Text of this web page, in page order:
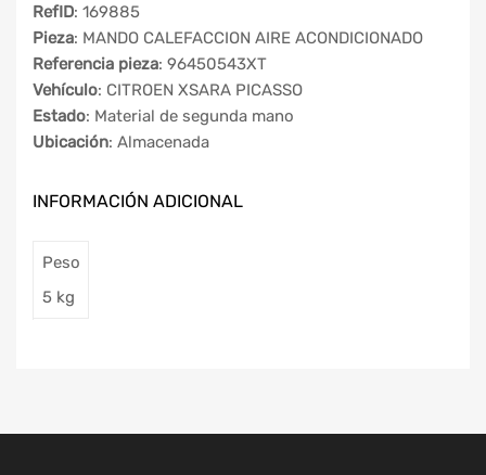
RefID: 169885
Pieza: MANDO CALEFACCION AIRE ACONDICIONADO
Referencia pieza: 96450543XT
Vehículo: CITROEN XSARA PICASSO
Estado: Material de segunda mano
Ubicación: Almacenada
INFORMACIÓN ADICIONAL
Peso
5 kg